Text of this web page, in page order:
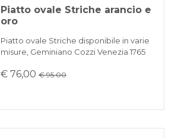
Piatto ovale Striche arancio e
oro
Piatto ovale Striche disponibile in varie
misure, Geminiano Cozzi Venezia 1765
€ 76,00€ 95.00